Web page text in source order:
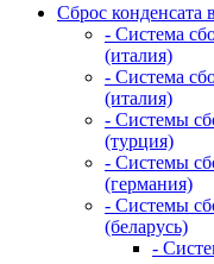
Сброс конденсата
- Система
(италия)
- Система
(италия)
- Системы
(турция)
- Системы
(германия)
- Системы
(беларусь)
-